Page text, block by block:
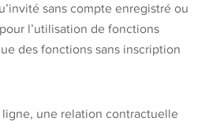
sans compte enregistré ou
l’utilisation de fonctions
des fonctions sans inscription
une relation contractuelle